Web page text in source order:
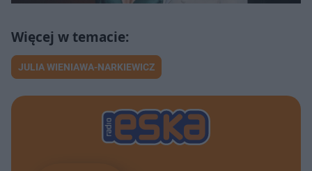
JULIA WIENIAWA-NARKIEWICZ